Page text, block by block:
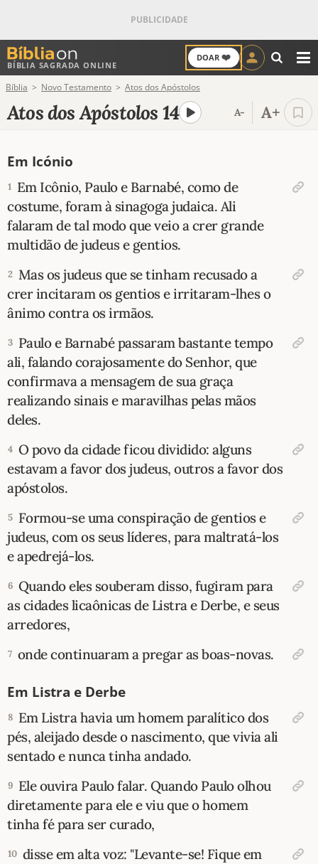
BÍBLIA SAGRADA ONLINE
DOAR ❤️
ANTIGO TESTAMENTO
NOVO TESTAMENTO
VERSÍCULOS
VERSÍCULO DO DIA
PALAVRA DO DIA
SALMO DO DIA
DEVOCIONAL DIÁRIO
10 MANDAMENTOS
ESTUDOS BÍBLICOS
ESBOÇOS DE PREGAÇÃO
TEMAS
PERGUNTE À BÍBLIA
TERMO BÍBLICO
QUEM SOMOS
LOJA BÍBLIAON
Bíblia Novo Testamento Atos dos Apóstolos
Atos dos Apóstolos 14 A- A+
Em Icónio
1 Em Icônio, Paulo e Barnabé, como de
costume, foram à sinagoga judaica. Ali
falaram de tal modo que veio a crer grande
multidão de judeus e gentios.
2 Mas os judeus que se tinham recusado a
crer incitaram os gentios e irritaram-lhes o
ânimo contra os irmãos.
3 Paulo e Barnabé passaram bastante tempo
ali, falando corajosamente do Senhor, que
confirmava a mensagem de sua graça
realizando sinais e maravilhas pelas mãos
deles.
4 O povo da cidade ficou dividido: alguns
estavam a favor dos judeus, outros a favor dos
apóstolos.
5 Formou-se uma conspiração de gentios e
judeus, com os seus líderes, para maltratá-los
e apedrejá-los.
6 Quando eles souberam disso, fugiram para
as cidades licaônicas de Listra e Derbe, e seus
arredores,
7 onde continuaram a pregar as boas-novas.
Em Listra e Derbe
8 Em Listra havia um homem paralítico dos
pés, aleijado desde o nascimento, que vivia ali
sentado e nunca tinha andado.
9 Ele ouvira Paulo falar. Quando Paulo olhou
diretamente para ele e viu que o homem
tinha fé para ser curado,
10 disse em alta voz: "Levante-se! Fique em